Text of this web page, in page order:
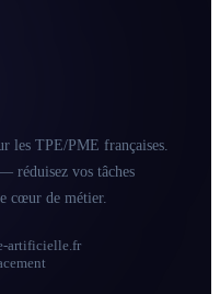
les TPE/PME françaises.
réduisez vos tâches
cœur de métier.
artificielle.fr